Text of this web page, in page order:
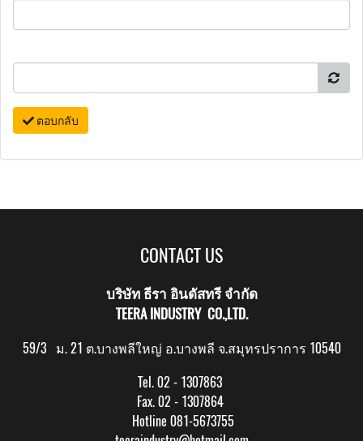
ตอบกลับ
CONTACT US
บริษัท ธีรา อินดัสทรี จำกัด
TEERA INDUSTRY CO.,LTD.
59/3 ม. 21 ต.บางพลีใหญ่ อ.บางพลี จ.สมุทรปราการ 10540
Tel. 02 - 1307863
Fax. 02 - 1307864
Hotline 081-5673755